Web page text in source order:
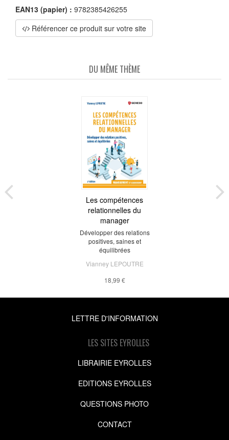
EAN13 (papier) : 9782385426255
Référencer ce produit sur votre site
DU MÊME THÈME
Les compétences
relationnelles du
manager
Développer des relations
positives, saines et
équilibrées
Vianney LEPOUTRE
18,99 €
LETTRE D'INFORMATION
LES SITES EYROLLES
LIBRAIRIE EYROLLES
EDITIONS EYROLLES
QUESTIONS PHOTO
CONTACT